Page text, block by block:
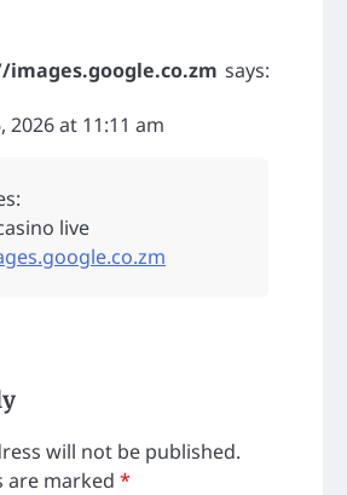
says:
2026 at 11:11 am
live
will not be published.
are marked *